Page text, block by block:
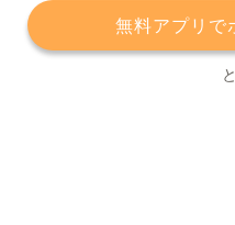
無料アプリで
プライバシーポリシー
サービスに関してのお問い